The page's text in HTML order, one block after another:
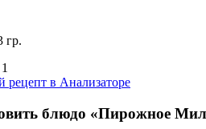
гр.
1
рецепт в Анализаторе
блюдо «Пирожное